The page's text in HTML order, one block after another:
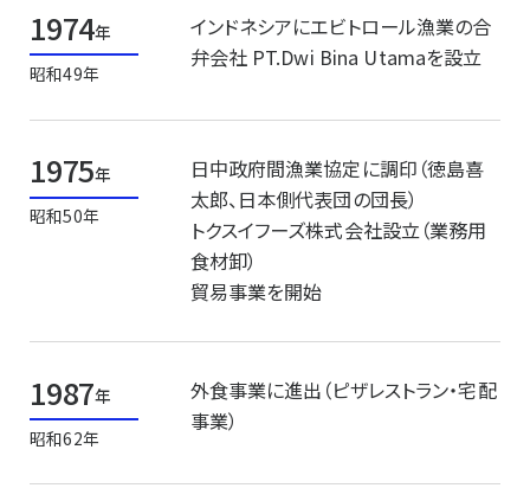
1974年
昭和49年
インドネシアにエビトロール漁業の合
弁会社 PT.Dwi Bina Utamaを設立
1975年
昭和50年
日中政府間漁業協定に調印（徳島喜
太郎、日本側代表団の団長）
トクスイフーズ株式会社設立（業務用
食材卸）
貿易事業を開始
1987年
昭和62年
外食事業に進出（ピザレストラン・宅配
事業）